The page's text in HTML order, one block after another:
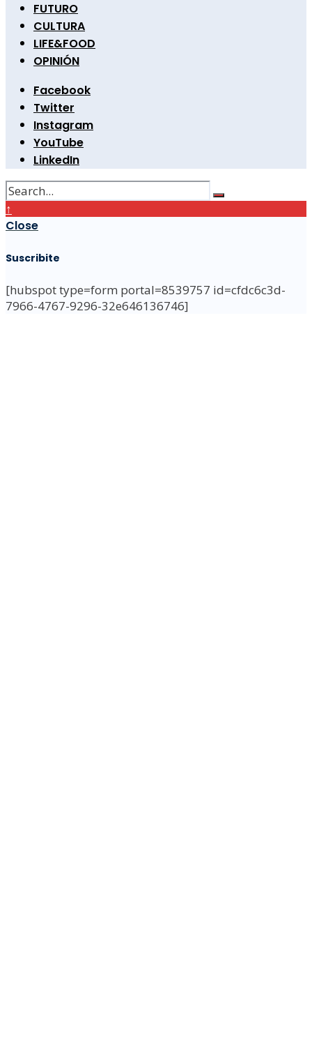
FUTURO
CULTURA
LIFE&FOOD
OPINIÓN
Facebook
Twitter
Instagram
YouTube
LinkedIn
↑
Close
Suscribite
[hubspot type=form portal=8539757 id=cfdc6c3d-
7966-4767-9296-32e646136746]